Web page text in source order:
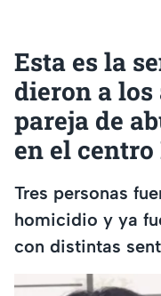
Esta es la
dieron a los
pareja de
en el
Tres personas
homicidio y ya
con distintas